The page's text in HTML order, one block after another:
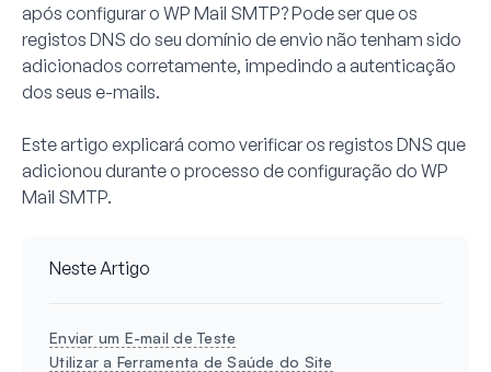
após configurar o WP Mail SMTP? Pode ser que os
registos DNS do seu domínio de envio não tenham sido
adicionados corretamente, impedindo a autenticação
dos seus e-mails.
Este artigo explicará como verificar os registos DNS que
adicionou durante o processo de configuração do WP
Mail SMTP.
Neste Artigo
Enviar um E-mail de Teste
Utilizar a Ferramenta de Saúde do Site